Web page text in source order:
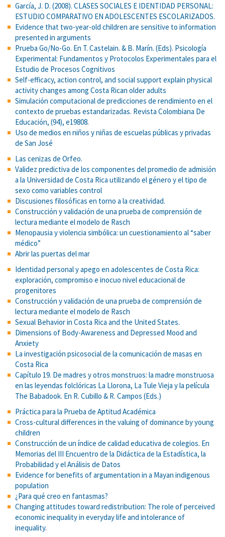
García, J. D. (2008). CLASES SOCIALES E IDENTIDAD PERSONAL:
ESTUDIO COMPARATIVO EN ADOLESCENTES ESCOLARIZADOS.
Evidence that two-year-old children are sensitive to information
presented in arguments
Prueba Go/No-Go. En T. Castelain. & B. Marín. (Eds). Psicología
Experimental: Fundamentos y Protocolos Experimentales para el
Estudio de Procesos Cognitivos
Self-efficacy, action control, and social support explain physical
activity changes among Costa Rican older adults
Simulación computacional de predicciones de rendimiento en el
contexto de pruebas estandarizadas. Revista Colombiana De
Educación, (94), e19808.
Uso de medios en niños y niñas de escuelas públicas y privadas
de San José
Las cenizas de Orfeo.
Validez predictiva de los componentes del promedio de admisión
a la Universidad de Costa Rica utilizando el género y el tipo de
sexo como variables control
Discusiones filosóficas en torno a la creatividad.
Construcción y validación de una prueba de comprensión de
lectura mediante el modelo de Rasch
Menopausia y violencia simbólica: un cuestionamiento al “saber
médico”
Abrir las puertas del mar
Identidad personal y apego en adolescentes de Costa Rica:
exploración, compromiso e inocuo nivel educacional de
progenitores
Construcción y validación de una prueba de comprensión de
lectura mediante el modelo de Rasch
Sexual Behavior in Costa Rica and the United States.
Dimensions of Body-Awareness and Depressed Mood and
Anxiety
La investigación psicosocial de la comunicación de masas en
Costa Rica
Capítulo 19. De madres y otros monstruos: la madre monstruosa
en las leyendas folclóricas La Llorona, La Tule Vieja y la película
The Babadook. En R. Cubillo & R. Campos (Eds.)
Práctica para la Prueba de Aptitud Académica
Cross-cultural differences in the valuing of dominance by young
children
Construcción de un índice de calidad educativa de colegios. En
Memorias del III Encuentro de la Didáctica de la Estadística, la
Probabilidad y el Análisis de Datos
Evidence for benefits of argumentation in a Mayan indigenous
population
¿Para qué creo en fantasmas?
Changing attitudes toward redistribution: The role of perceived
economic inequality in everyday life and intolerance of
inequality.